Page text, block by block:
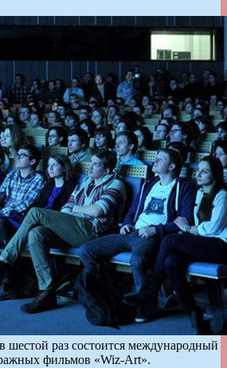
шестой раз состоится международный
фильмов «Wiz-Art».